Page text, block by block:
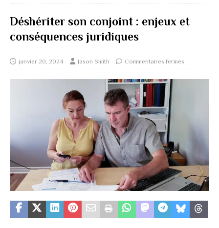
Déshériter son conjoint : enjeux et
conséquences juridiques
janvier 20, 2024 Jason Smith Commentaires fermés